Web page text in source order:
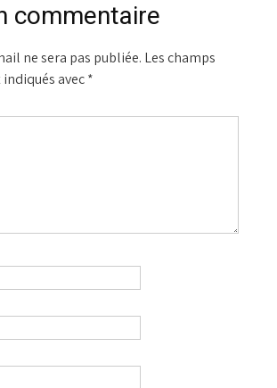
commentaire
ne sera pas publiée. Les champs
avec*